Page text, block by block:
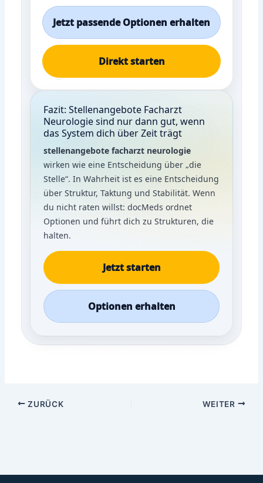
Jetzt passende Optionen erhalten
Direkt starten
Fazit: Stellenangebote Facharzt
Neurologie sind nur dann gut, wenn
das System dich über Zeit trägt
stellenangebote facharzt neurologie
wirken wie eine Entscheidung über „die
Stelle“. In Wahrheit ist es eine Entscheidung
über Struktur, Taktung und Stabilität. Wenn
du nicht raten willst: docMeds ordnet
Optionen und führt dich zu Strukturen, die
halten.
Jetzt starten
Optionen erhalten
ZURÜCK WEITER